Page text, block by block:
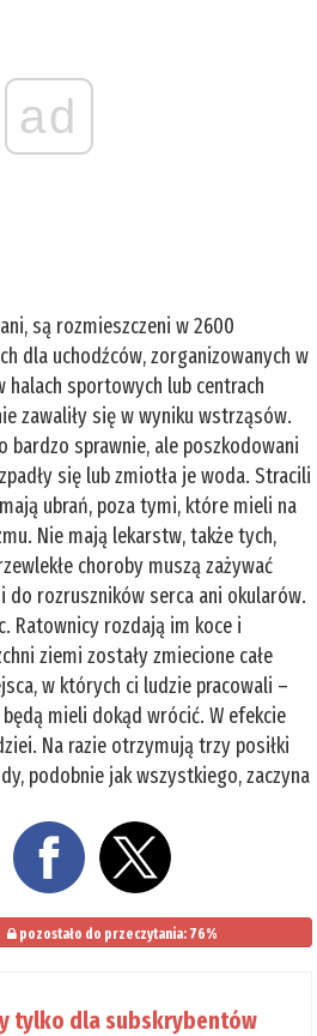
ad
są rozmieszczeni w 2600
dla uchodźców, zorganizowanych w
halach sportowych lub centrach
zawaliły się w wyniku wstrząsów.
bardzo sprawnie, ale poszkodowani
się lub zmiotła je woda. Stracili
ubrań, poza tymi, które mieli na
Nie mają lekarstw, także tych,
choroby muszą zażywać
do rozruszników serca ani okularów.
Ratownicy rozdają im koce i
ziemi zostały zmiecione całe
w których ci ludzie pracowali –
mieli dokąd wrócić. W efekcie
Na razie otrzymują trzy posiłki
podobnie jak wszystkiego, zaczyna
pozostało do przeczytania: 76%
tylko dla subskrybentów